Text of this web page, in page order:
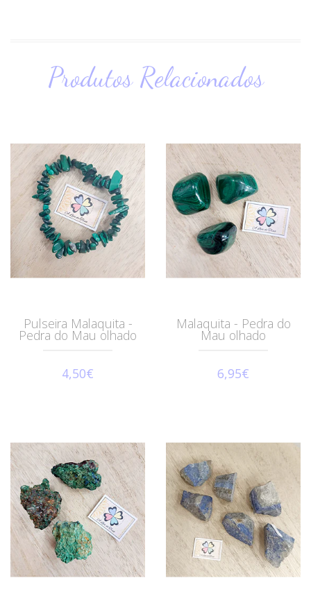
Produtos Relacionados
Pulseira Malaquita -
Pedra do Mau olhado
4,50€
Malaquita - Pedra do
Mau olhado
6,95€